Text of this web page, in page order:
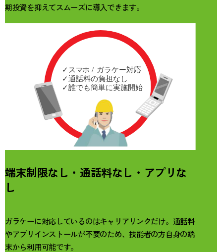
期投資を抑えてスムーズに導入できます。
端末制限なし・通話料なし・アプリな
し
ガラケーに対応しているのはキャリアリンクだけ。通話料
やアプリインストールが不要のため、技能者の方自身の端
末から利用可能です。